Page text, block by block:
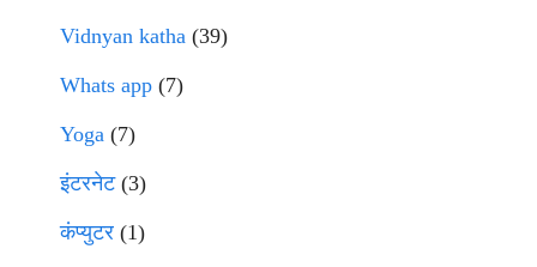
Vidnyan katha (39)
Whats app (7)
Yoga (7)
इंटरनेट(3)
कंप्युटर (1)